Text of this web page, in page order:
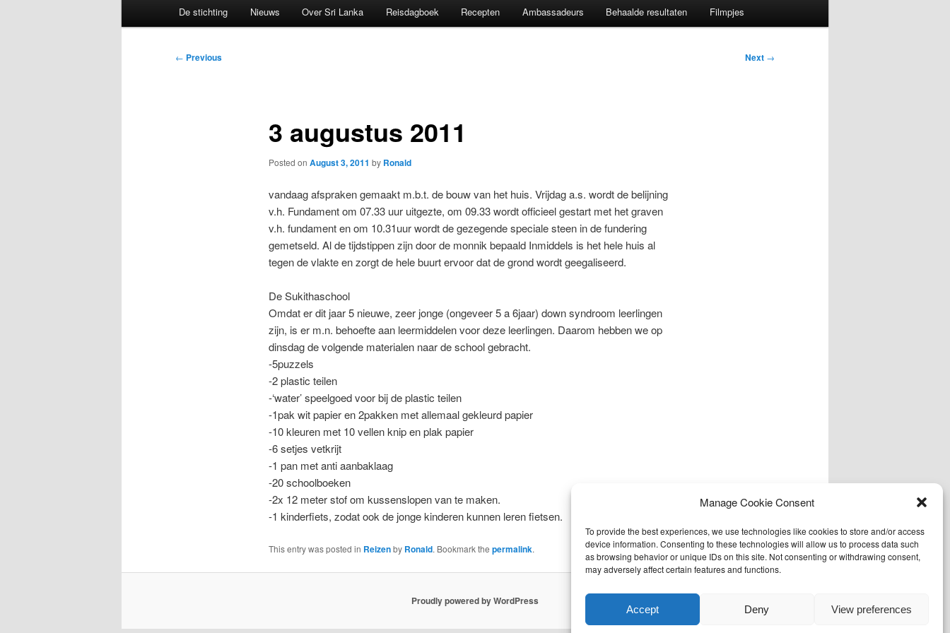
Manage Cookie Consent
To provide the best experiences, we use technologies like cookies to store and/or access
device information. Consenting to these technologies will allow us to process data such
as browsing behavior or unique IDs on this site. Not consenting or withdrawing consent,
may adversely affect certain features and functions.
Accept Deny View preferences
De stichting Nieuws Over Sri Lanka Reisdagboek Recepten Ambassadeurs Behaalde resultaten Filmpjes
Post
← Previous Next →
3 augustus 2011
Posted on August 3, 2011 by Ronald
vandaag afspraken gemaakt m.b.t. de bouw van het huis. Vrijdag a.s. wordt de belijning
v.h. Fundament om 07.33 uur uitgezte, om 09.33 wordt officieel gestart met het graven
v.h. fundament en om 10.31uur wordt de gezegende speciale steen in de fundering
gemetseld. Al de tijdstippen zijn door de monnik bepaald Inmiddels is het hele huis al
tegen de vlakte en zorgt de hele buurt ervoor dat de grond wordt geegaliseerd.
De Sukithaschool
Omdat er dit jaar 5 nieuwe, zeer jonge (ongeveer 5 a 6jaar) down syndroom leerlingen
zijn, is er m.n. behoefte aan leermiddelen voor deze leerlingen. Daarom hebben we op
dinsdag de volgende materialen naar de school gebracht.
-5puzzels
-2 plastic teilen
-‘water’ speelgoed voor bij de plastic teilen
-1pak wit papier en 2pakken met allemaal gekleurd papier
-10 kleuren met 10 vellen knip en plak papier
-6 setjes vetkrijt
-1 pan met anti aanbaklaag
-20 schoolboeken
-2x 12 meter stof om kussenslopen van te maken.
-1 kinderfiets, zodat ook de jonge kinderen kunnen leren fietsen.
This entry was posted in Reizenby Ronald. Bookmark the permalink.
Proudly powered by WordPress